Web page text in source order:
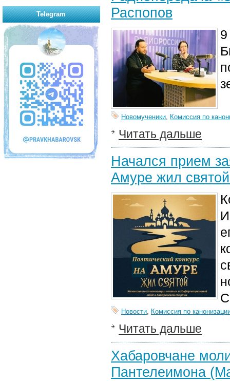
Распопов
Новомученики, Комиссия по
Читать дальше
Начался прием
Амуре жил
Новости, Комиссия по
Читать дальше
Хабаровчане
Пантелеимона
Telegram